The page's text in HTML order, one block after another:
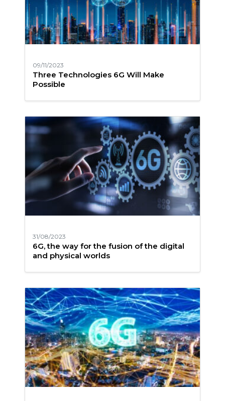
09/11/2023
Three Technologies 6G Will Make
Possible
31/08/2023
6G, the way for the fusion of the digital
and physical worlds